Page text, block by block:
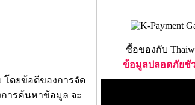
โดยข้อดีของการจัด
ารค้นหาข้อมูล จะ
ซื้อของกับ
ข้อมูลปลอดภัยชัว